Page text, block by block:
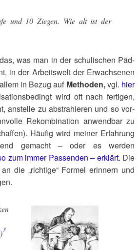
und 10 Zie­gen. Wie alt ist der
was man in der schu­li­schen Päd­
in der Arbeits­welt der Erwach­se­nen
in Bezug auf Metho­den,vgl. hier
wird oft nach fer­ti­gen,
anstel­le zu abs­tra­hie­ren und so vor­
Rekom­bi­na­ti­on anwend­bar zu
Häu­fig wird mei­ner Erfah­rung
gemacht – oder es wer­den
zum immer Pas­sen­den – erklärt. Die
die „rich­ti­ge“ For­mel erin­nern und
)​3